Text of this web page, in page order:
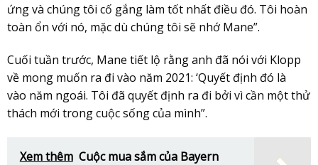
ứng và chúng tôi cố gắng làm tốt nhất điều đó. Tôi hoàn
toàn ổn với nó, mặc dù chúng tôi sẽ nhớ Mane”.
Cuối tuần trước, Mane tiết lộ rằng anh đã nói với Klopp
về mong muốn ra đi vào năm 2021: ‘Quyết định đó là
vào năm ngoái. Tôi đã quyết định ra đi bởi vì cần một thử
thách mới trong cuộc sống của mình”.
Xem thêm Cuộc mua sắm của Bayern